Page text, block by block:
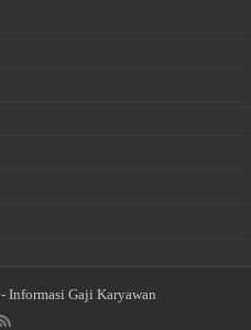
- Informasi Gaji Karyawan